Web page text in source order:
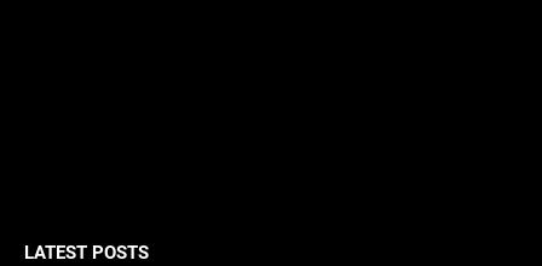
LATEST POSTS